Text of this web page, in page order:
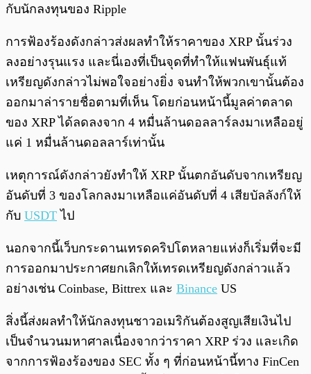
กับนักลงทุนของ Ripple
การฟ้องร้องดังกล่าวส่งผลทำให้ราคาของ XRP นั้นร่วง
ลงอย่างรุนแรง และนี่เองที่เป็นจุดที่ทำให้แฟนพันธุ์แท้
เหรียญดังกล่าวไม่พอใจอย่างยิ่ง จนทำให้พวกเขานั้นต้อง
ออกมาล่ารายชื่อตามที่เห็น โดยก่อนหน้านี้มูลค่าตลาด
ของ XRP ได้ลดลงจาก 4 หมื่นล้านดอลลาร์ลงมาเหลืออยู่
แค่ 1 หมื่นล้านดอลลาร์เท่านั้น
เหตุการณ์ดังกล่าวยังทำให้ XRP นั้นตกอันดับจากเหรียญ
อันดับที่ 3 ของโลกลงมาเหลือแค่อันดับที่ 4 เสียบัลลังก์ให้
กับ USDT ไป
นอกจากนี้เว็บกระดานเทรดคริปโตหลายแห่งก็เริ่มที่จะมี
การออกมาประกาศยกเลิกให้เทรดเหรียญดังกล่าวแล้ว
อย่างเช่น Coinbase, Bittrex และ Binance US
สิ่งนี้ส่งผลทำให้นักลงทุนชาวอเมริกันต้องสูญเสียเงินไป
เป็นจำนวนมหาศาลเนื่องจากว่าราคา XRP ร่วง และเกิด
จากการฟ้องร้องของ SEC ทั้ง ๆ ที่ก่อนหน้านี้ทาง FinCen